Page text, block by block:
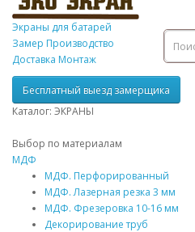
Экраны для батарей
Замер Производство
Доставка Монтаж
Бесплатный выезд замерщика
Каталог: ЭКРАНЫ
Выбор по материалам
МДФ
МДФ. Перфорированный
МДФ. Лазерная резка 3 мм
МДФ. Фрезеровка 10-16 мм
Декорирование труб